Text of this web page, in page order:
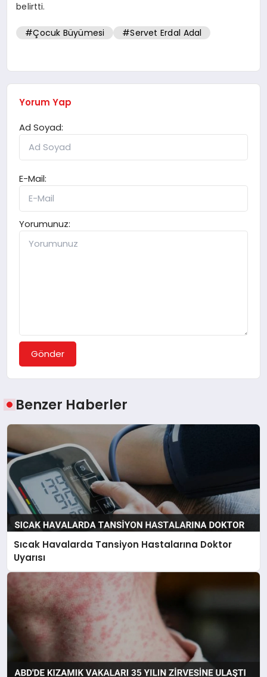
belirtti.
#Çocuk Büyümesi #Servet Erdal Adal
Yorum Yap
Ad Soyad:
E-Mail:
Yorumunuz:
Gönder
Benzer Haberler
Sıcak Havalarda Tansiyon Hastalarına Doktor
Uyarısı